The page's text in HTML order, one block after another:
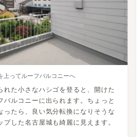
上ってルーフバルコニーへ
れた小さなハシゴを登ると、開けた
バルコニーに出られます。ちょっと
ったら、良い気分転換になりそうな
プした名古屋城も綺麗に見えます。